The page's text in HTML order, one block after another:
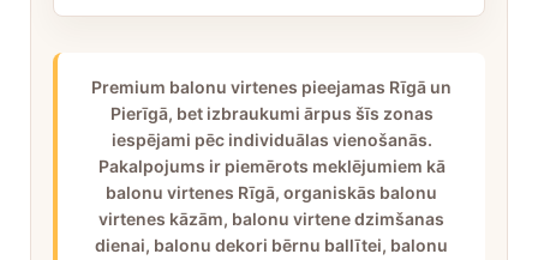
Premium balonu virtenes pieejamas Rīgā un
Pierīgā, bet izbraukumi ārpus šīs zonas
iespējami pēc individuālas vienošanās.
Pakalpojums ir piemērots meklējumiem kā
balonu virtenes Rīgā, organiskās balonu
virtenes kāzām, balonu virtene dzimšanas
dienai, balonu dekori bērnu ballītei, balonu